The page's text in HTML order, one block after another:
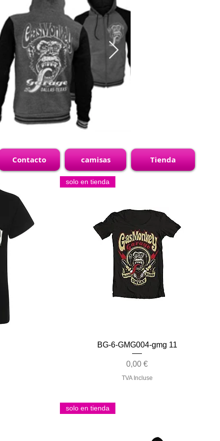
Aperçu rapide
solo en tienda
BG-6-GMG004-gmg 11
Prix
0,00 €
TVA Incluse
solo en tienda
Contacto camisas Tienda